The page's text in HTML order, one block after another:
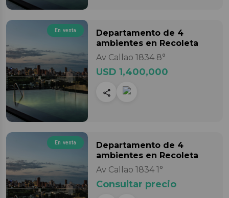
En venta Departamento de 4
ambientes en Recoleta
Av Callao 1834 8°
USD 1,400,000
En venta Departamento de 4
ambientes en Recoleta
Av Callao 1834 1°
Consultar precio